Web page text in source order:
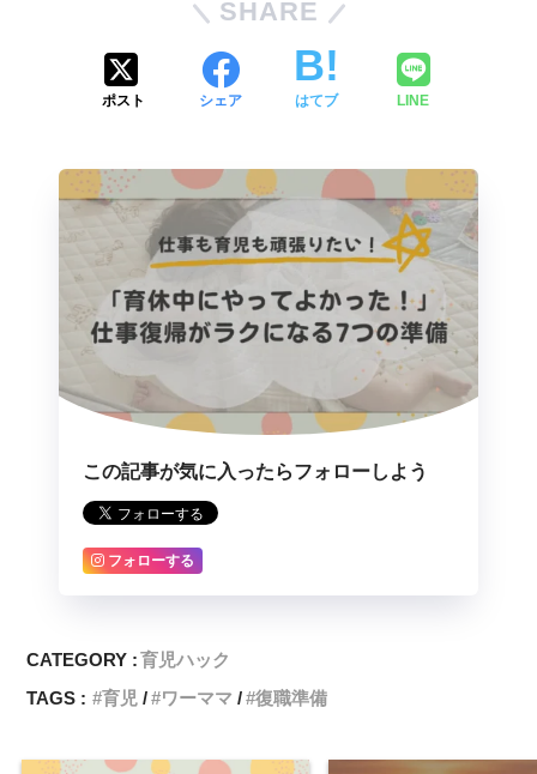
SHARE
ポスト シェア はてブ LINE
この記事が気に入ったらフォローしよう
フォローする
CATEGORY :育児ハック
TAGS :
育児 ワーママ 復職準備